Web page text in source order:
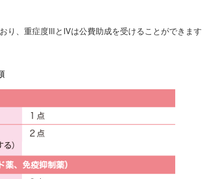
り、重症度ⅢとⅣは公費助成を受けることができます